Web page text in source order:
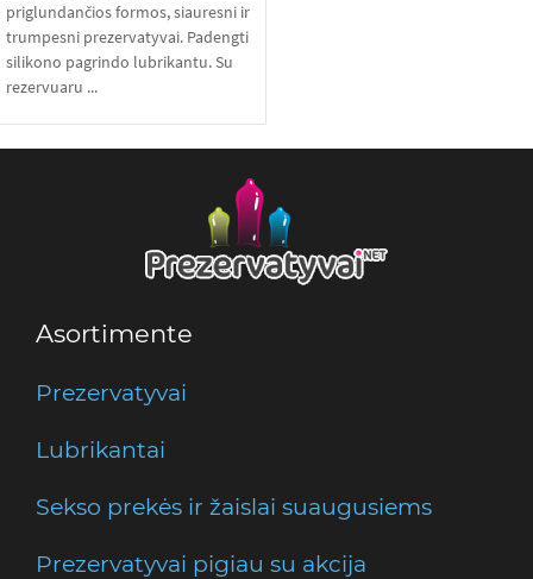
priglundančios formos, siauresni ir
trumpesni prezervatyvai. Padengti
silikono pagrindo lubrikantu. Su
rezervuaru ...
Asortimente
Prezervatyvai
Lubrikantai
Sekso prekės ir žaislai suaugusiems
Prezervatyvai pigiau su akcija